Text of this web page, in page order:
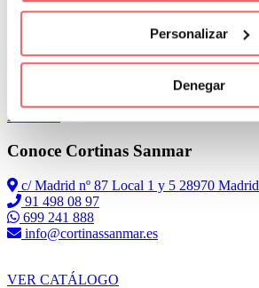
Personalizar
Denegar
Leer Más
Conoce Cortinas Sanmar
c/ Madrid nº 87 Local 1 y 5 28970 Madrid
91 498 08 97
699 241 888
info@cortinassanmar.es
VER CATÁLOGO